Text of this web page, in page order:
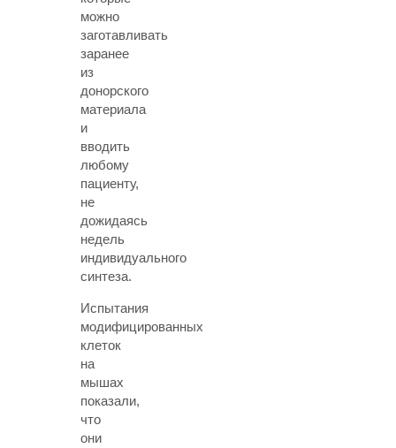
можно
заготавливать
заранее
из
донорского
материала
и
вводить
любому
пациенту,
не
дожидаясь
недель
индивидуального
синтеза.
Испытания
модифицированных
клеток
на
мышах
показали,
что
они